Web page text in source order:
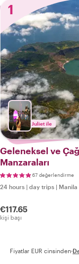
1
Juliet ile
Geleneksel ve
Manzaraları
67 değerlendirme
24 hours | day trips | Manila
€117.65
kişi başı
Fiyatlar EUR cinsinden·